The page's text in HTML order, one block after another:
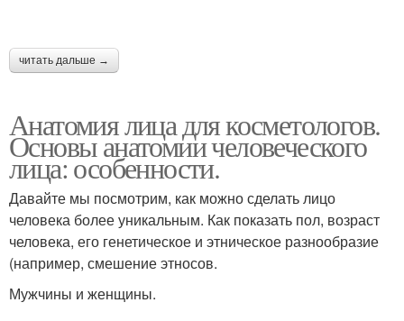
читать дальше →
Анатомия лица для косметологов.
Основы анатомии человеческого
лица: особенности.
Давайте мы посмотрим, как можно сделать лицо
человека более уникальным. Как показать пол, возраст
человека, его генетическое и этническое разнообразие
(например, смешение этносов.
Мужчины и женщины.